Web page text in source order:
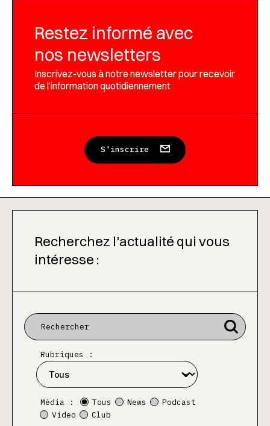
Restez informé avec
nos newsletters
Inscrivez-vous à notre newsletter pour recevoir
de l’information quotidiennement
S'inscrire
Recherchez l'actualité qui vous
intéresse :
Rubriques :
Média : Tous News
Podcast
Video
Club